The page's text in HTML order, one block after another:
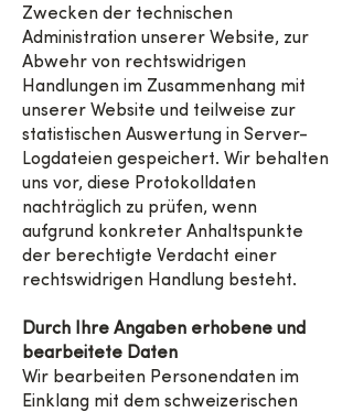
Zwecken der technischen
Administration unserer Website, zur
Abwehr von rechtswidrigen
Handlungen im Zusammenhang mit
unserer Website und teilweise zur
statistischen Auswertung in Server-
Logdateien gespeichert. Wir behalten
uns vor, diese Protokolldaten
nachträglich zu prüfen, wenn
aufgrund konkreter Anhaltspunkte
der berechtigte Verdacht einer
rechtswidrigen Handlung besteht.
Durch Ihre Angaben erhobene und
bearbeitete Daten
Wir bearbeiten Personendaten im
Einklang mit dem schweizerischen